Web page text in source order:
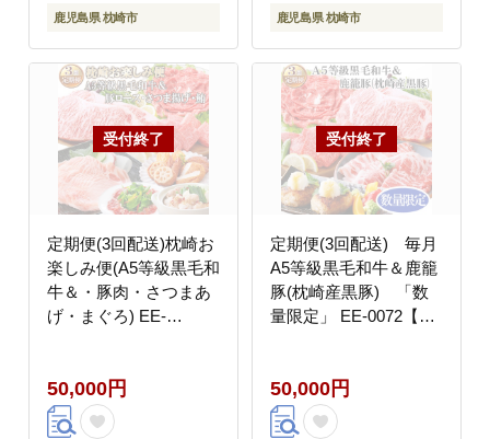
鹿児島県 枕崎市 鹿児島県 枕崎市
定期便(3回配送)枕崎お
楽しみ便(A5等級黒毛和
牛＆・豚肉・さつまあ
げ・まぐろ) EE-
50,000円
定期便(3回配送) 毎月
A5等級黒毛和牛＆鹿籠
豚(枕崎産黒豚) 「数
量限定」 EE-0072【配
50,000円